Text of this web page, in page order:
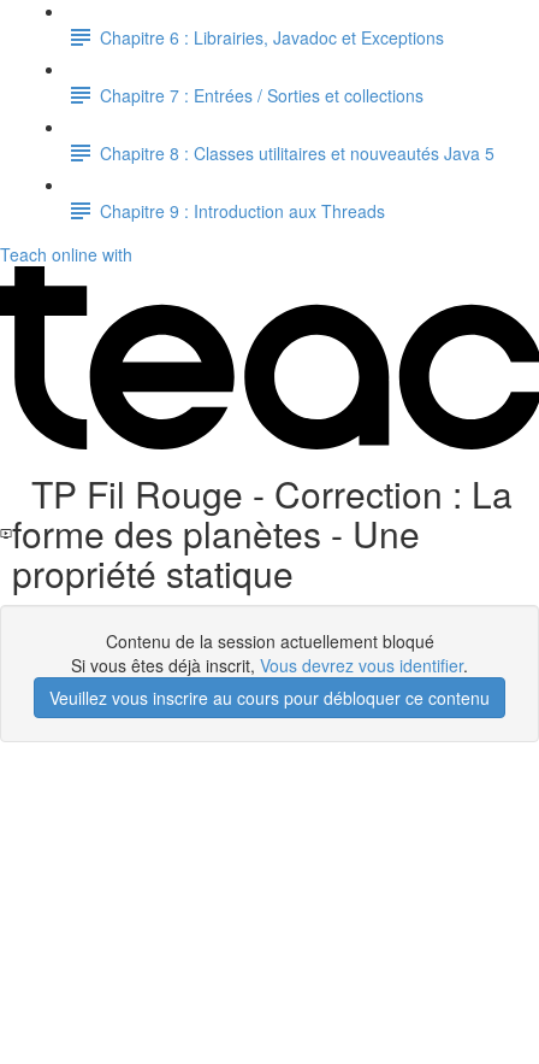
Chapitre 6 : Librairies, Javadoc et Exceptions
Chapitre 7 : Entrées / Sorties et collections
Chapitre 8 : Classes utilitaires et nouveautés Java 5
Chapitre 9 : Introduction aux Threads
Teach online with
TP Fil Rouge - Correction : La
forme des planètes - Une
propriété statique
Contenu de la session actuellement bloqué
Si vous êtes déjà inscrit, Vous devrez vous identifier.
Veuillez vous inscrire au cours pour débloquer ce contenu